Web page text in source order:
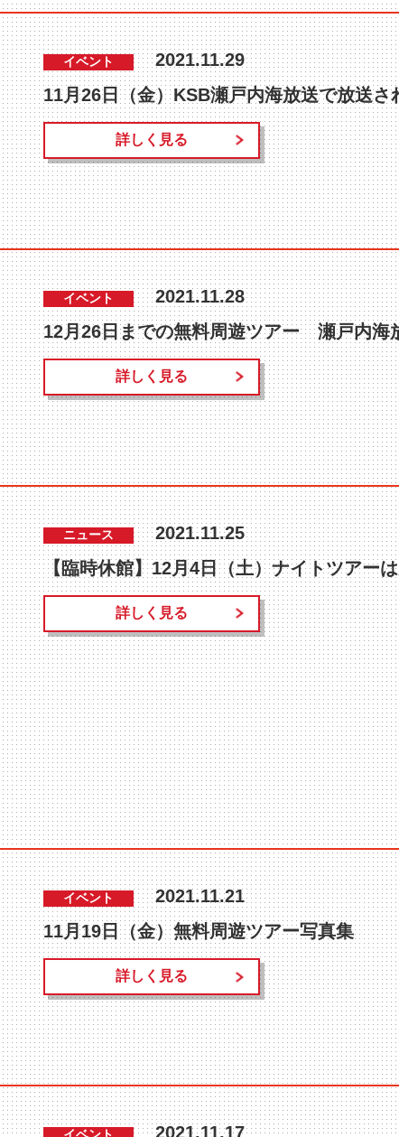
イベント
2021.11.29
11月26日（金）KSB瀬戸内海放送で放送さ
詳しく見る
イベント 2021.11.28
詳しく見る
ニュース 2021.11.25
詳しく見る
イベント
2021.11.21
11月19日（金）無料周遊ツアー写真集
詳しく見る
2021.11.17